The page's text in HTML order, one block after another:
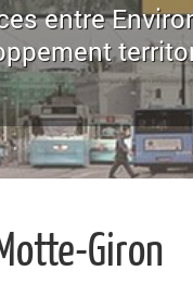
entre
Giron